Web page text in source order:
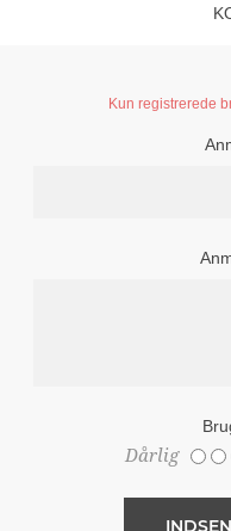
Kun registrerede
Dårlig